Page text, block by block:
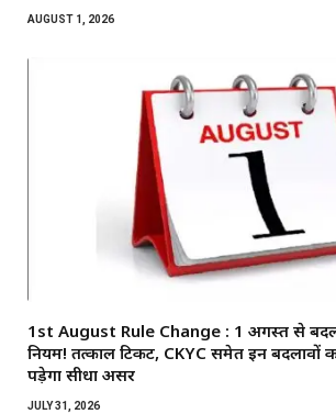
AUGUST 1, 2026
1st August Rule Change : 1 अगस्त से
नियम! तत्काल टिकट, CKYC समेत इन
पड़ेगा सीधा असर
JULY 31, 2026